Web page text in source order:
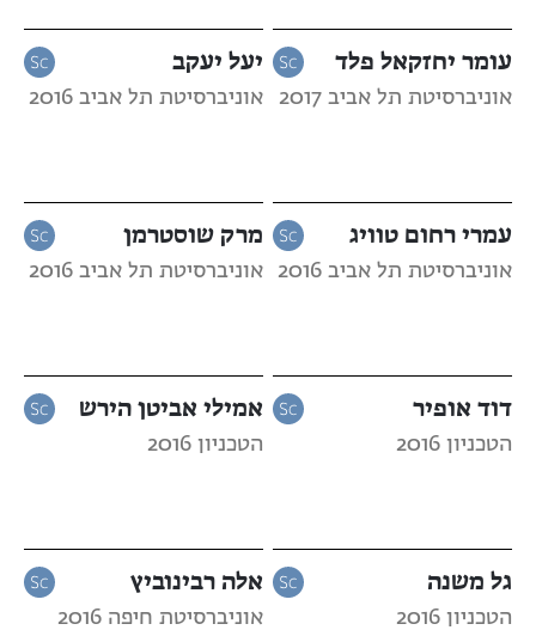
עומר יחזקאל פלד
אוניברסיטת תל אביב 2017
יעל יעקב
אוניברסיטת תל אביב 2016
עמרי רחום טוויג
אוניברסיטת תל אביב 2016
מרק שוסטרמן
אוניברסיטת תל אביב 2016
דוד אופיר
הטכניון 2016
אמילי אביטן הירש
הטכניון 2016
גל משנה
הטכניון 2016
אלה רבינוביץ
אוניברסיטת חיפה 2016